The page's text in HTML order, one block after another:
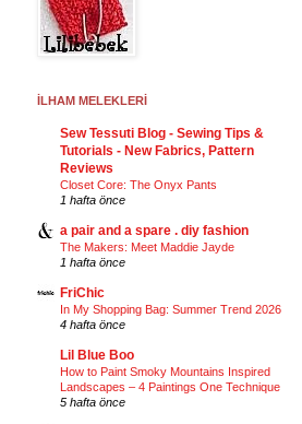
İLHAM MELEKLERİ
Sew Tessuti Blog - Sewing Tips &
Tutorials - New Fabrics, Pattern
Reviews
Closet Core: The Onyx Pants
1 hafta önce
a pair and a spare . diy fashion
The Makers: Meet Maddie Jayde
1 hafta önce
FriChic
In My Shopping Bag: Summer Trend 2026
4 hafta önce
Lil Blue Boo
How to Paint Smoky Mountains Inspired
Landscapes – 4 Paintings One Technique
5 hafta önce